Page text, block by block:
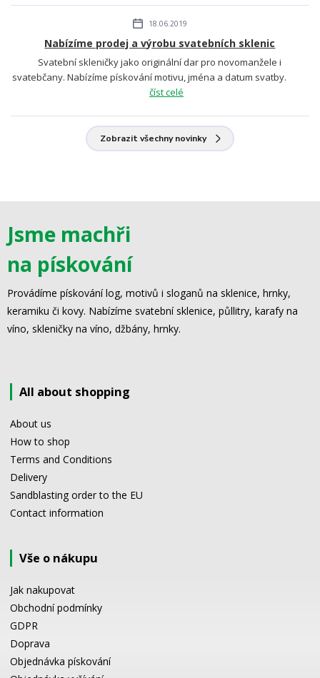
18.06.2019
Nabízíme prodej a výrobu svatebních sklenic
Svatební skleničky jako originální dar pro novomanžele i
svatebčany. Nabízíme pískování motivu, jména a datum svatby.
číst celé
Zobrazit všechny novinky
Jsme machři
na pískování
Provádíme pískování log, motivů i sloganů na sklenice, hrnky,
keramiku či kovy. Nabízíme svatební sklenice, půllitry, karafy na
víno, skleničky na víno, džbány, hrnky.
All about shopping
About us
How to shop
Terms and Conditions
Delivery
Sandblasting order to the EU
Contact information
Vše o nákupu
Jak nakupovat
Obchodní podmínky
GDPR
Doprava
Objednávka pískování